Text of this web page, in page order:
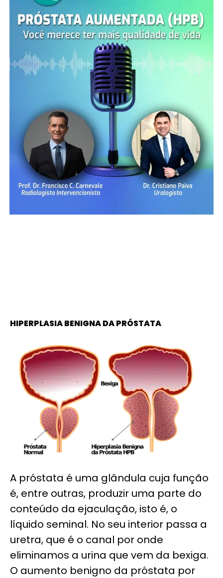
HIPERPLASIA BENIGNA DA PRÓSTATA
A próstata é uma glândula cuja função
é, entre outras, produzir uma parte do
conteúdo da ejaculação, isto é, o
líquido seminal. No seu interior passa a
uretra, que é o canal por onde
eliminamos a urina que vem da bexiga.
O aumento benigno da próstata por